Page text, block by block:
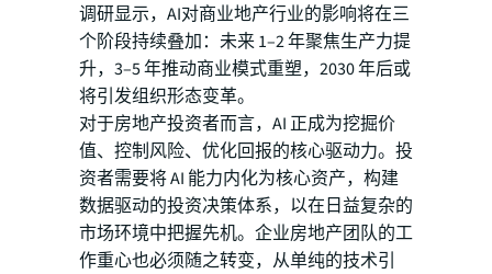
调研显示，AI对商业地产行业的影响将在三
个阶段持续叠加：未来 1–2 年聚焦生产力提
升，3–5 年推动商业模式重塑，2030 年后或
将引发组织形态变革。
对于房地产投资者而言，AI 正成为挖掘价
值、控制风险、优化回报的核心驱动力。投
资者需要将 AI 能力内化为核心资产，构建
数据驱动的投资决策体系，以在日益复杂的
市场环境中把握先机。企业房地产团队的工
作重心也必须随之转变，从单纯的技术引